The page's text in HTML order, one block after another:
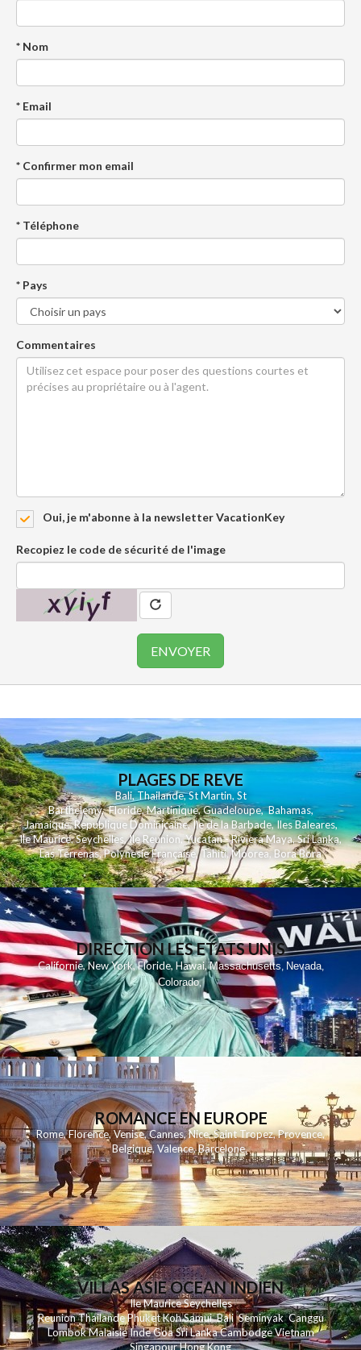
* Nom
* Email
* Confirmer mon email
* Téléphone
* Pays
Commentaires
Oui, je m'abonne à la newsletter VacationKey
Recopiez le code de sécurité de l'image
PLAGES DE REVE
Bali,Thailande,St Martin,St
Barthelemy,Floride,Martinique,Guadeloupe,Bahamas,
Jamaique,Republique Dominicaine,Ile de la Barbade,Iles Baleares,
Ile Maurice,Seychelles,Ile Reunion,Yucatan - Riviera Maya,Sri Lanka,
Las Terrenas,Polynesie Française,Tahiti,Moorea, Bora Bora
DIRECTION LES ETATS UNIS
Californie,New York,Floride,Hawai,Massachusetts, Nevada,
Colorado,
ROMANCE EN EUROPE
Rome,Florence,Venise,Cannes,Nice,Saint Tropez,Provence,
Belgique,Valence,Barcelone,
VILLAS ASIE OCEAN INDIEN
Ile MauriceSeychelles
ReunionThailandePhuketKohSamui Bali SeminyakCanggu
LombokMalaisieIndeGoaSri LankaCambodgeVietnam
SingapourHong Kong